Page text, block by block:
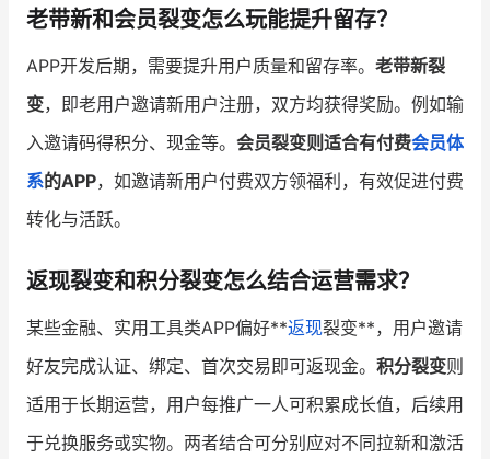
老带新和会员裂变怎么玩能提升留存？
APP开发后期，需要提升用户质量和留存率。 老带新裂
变，即老用户邀请新用户注册，双方均获得奖励。例如输
入邀请码得积分、现金等。 会员裂变则适合有付费会员体
系的APP，如邀请新用户付费双方领福利，有效促进付费
转化与活跃。
返现裂变和积分裂变怎么结合运营需求？
某些金融、实用工具类APP偏好**返现裂变**，用户邀请
好友完成认证、绑定、首次交易即可返现金。 积分裂变则
适用于长期运营，用户每推广一人可积累成长值，后续用
于兑换服务或实物。两者结合可分别应对不同拉新和激活